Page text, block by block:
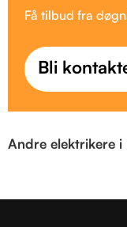
Få tilbud fra
Bli
Andre elektrikere i